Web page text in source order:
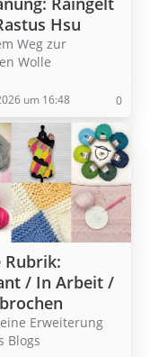
Hsu
Weg zur
Wolle
um 16:48 0
Rubrik:
/ In Arbeit /
Erweiterung
Blogs